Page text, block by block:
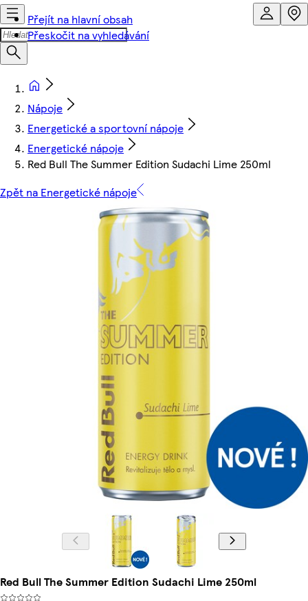
Přejít na hlavní obsah
Přeskočit na vyhledávání
Nápoje
Energetické a sportovní nápoje
Energetické nápoje
Red Bull The Summer Edition Sudachi Lime 250ml
Zpět na Energetické nápoje
Red Bull The Summer Edition Sudachi Lime 250ml